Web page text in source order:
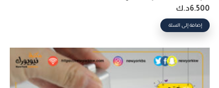
6.500د.ك
إضافة إلى السلة